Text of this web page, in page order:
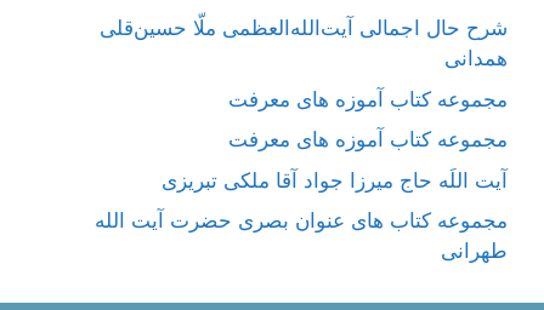
شرح حال اجمالی آیت‌الله‌العظمی ملّا حسین‌قلی
همدانی
مجموعه کتاب آموزه های معرفت
مجموعه کتاب آموزه های معرفت
آیت اللَه حاج میرزا جواد آقا ملکی تبریزی
مجموعه کتاب های عنوان بصری حضرت آیت الله
طهرانی